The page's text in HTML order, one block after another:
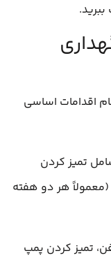
اقدامات اساسی
تمیز کردن
هر دو هفته
تمیز کردن پمپ